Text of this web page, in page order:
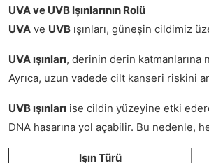
UVA ve UVB Işınlarının Rolü
UVA ve UVB ışınları, güneşin cildimiz
UVA ışınları, derinin derin katmanlarına
Ayrıca, uzun vadede cilt kanseri riskini
UVB ışınları ise cildin yüzeyine etki
DNA hasarına yol açabilir. Bu nedenle,
Işın Türü